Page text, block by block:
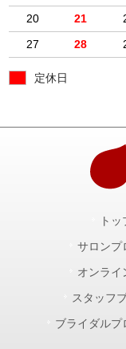
20
21
27
28
定休日
ト
サロンプ
オンライ
スタッフ
ブライダルプ